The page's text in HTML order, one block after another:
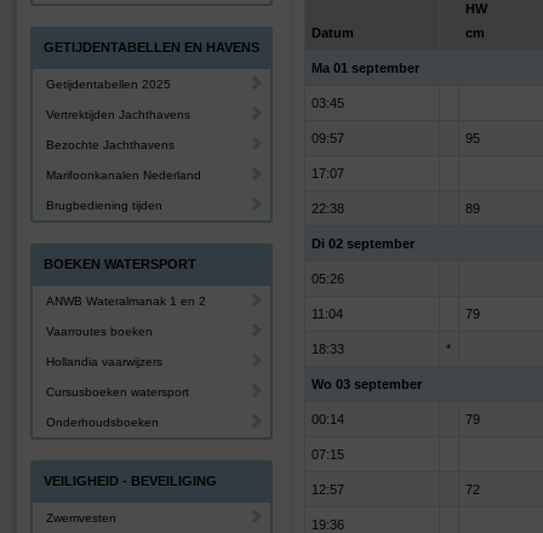
Datum
HW
cm
Ma 01 september
03:45
09:57 95
17:07
22:38 89
Di 02 september
05:26
11:04 79
18:33 *
Wo 03 september
00:14 79
07:15
12:57 72
19:36
GETIJDENTABELLEN EN HAVENS
Getijdentabellen 2025
Vertrektijden Jachthavens
Bezochte Jachthavens
Marifoonkanalen Nederland
Brugbediening tijden
BOEKEN WATERSPORT
ANWB Wateralmanak 1 en 2
Vaarroutes boeken
Hollandia vaarwijzers
Cursusboeken watersport
Onderhoudsboeken
VEILIGHEID - BEVEILIGING
Zwemvesten